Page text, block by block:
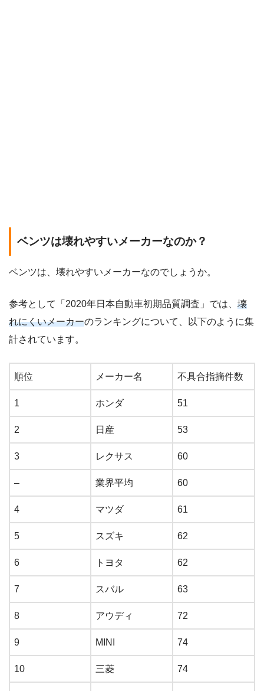
ベンツは壊れやすいメーカーなのか？
ベンツは、壊れやすいメーカーなのでしょうか。
参考として「2020年日本自動車初期品質調査」では、 壊
れにくいメーカーのランキングについて、以下のように集
計されています。
順位 メーカー名 不具合指摘件数
1 ホンダ 51
2 日産 53
3 レクサス 60
– 業界平均 60
4 マツダ 61
5 スズキ 62
6 トヨタ 62
7 スバル 63
8 アウディ 72
9 MINI 74
10 三菱 74